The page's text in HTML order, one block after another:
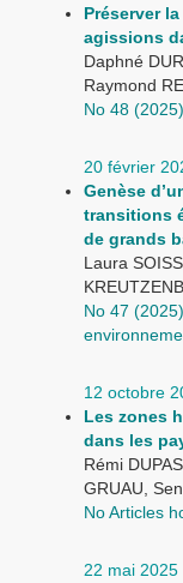
Préserver
agissions
Daphné
Raymond
No 48
20 février
Genèse
transitions
de grands
Laura
No 47
12 octobre
Les zones
dans les
Rémi
GRUAU,
No Articles
22 mai 2025